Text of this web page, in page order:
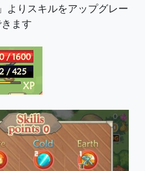
よりスキルをアップグレー
ます